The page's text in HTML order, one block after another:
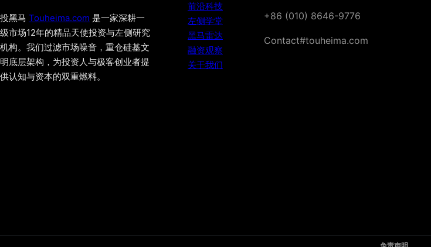
投黑马 Touheima.com 是一家深耕一
级市场12年的精品天使投资与左侧研究
机构。我们过滤市场噪音，重仓硅基文
明底层架构，为投资人与极客创业者提
供认知与资本的双重燃料。
前沿科技
左侧学堂
黑马雷达
融资观察
关于我们
+86 (010) 8646-9776
Contact#touheima.com